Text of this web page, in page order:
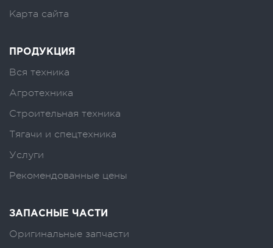
Карта сайта
ПРОДУКЦИЯ
Вся техника
Агротехника
Строительная техника
Тягачи и спецтехника
Услуги
Рекомендованные цены
ЗАПАСНЫЕ ЧАСТИ
Оригинальные запчасти